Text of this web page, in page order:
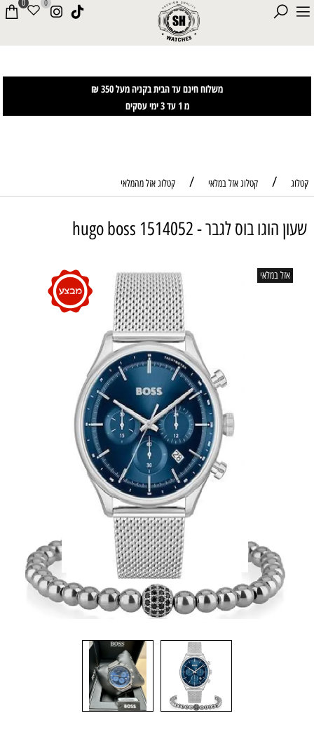
משלוח חינם עד הבית בקניה מעל 350 ₪
מ 1 עד 3 ימי עסקים
0 0
קטלוג / קטלוג אזל במלאי / קטלוג אזל מהמלאי
שעון הוגו בוס לגבר - hugo boss 1514052
אזל במלאי